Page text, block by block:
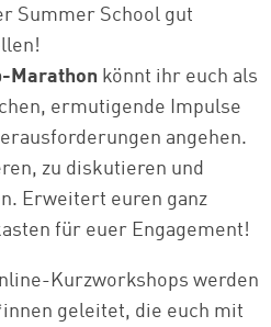
Summer School gut
Marathon könnt ihr euch als
ermutigende Impulse
angehen.
zu diskutieren und
Erweitert euren ganz
für euer Engagement!
Kurzworkshops werden
geleitet, die euch mit